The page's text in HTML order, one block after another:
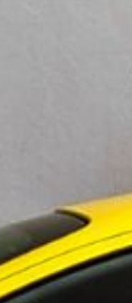
förenar
system i
svenska